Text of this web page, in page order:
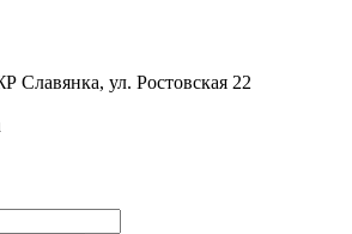
Славянка, ул. Ростовская 22